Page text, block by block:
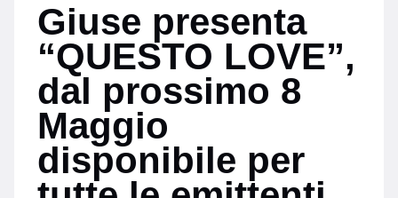
Giuse presenta
“QUESTO LOVE”,
dal prossimo 8
Maggio
disponibile per